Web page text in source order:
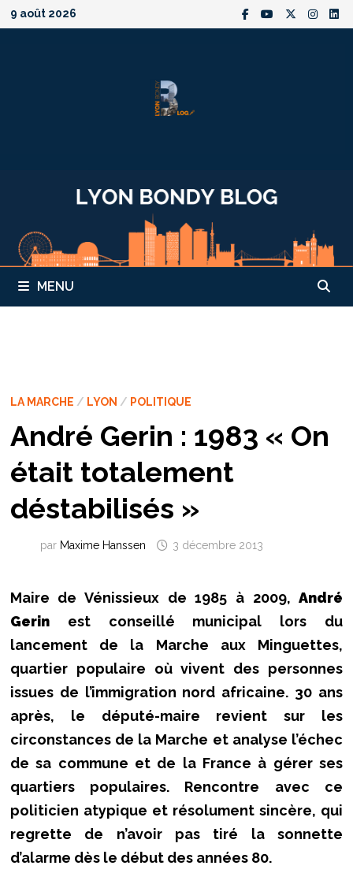
Passer
au
9 août 2026
MENU
LA MARCHE / LYON / POLITIQUE
André Gerin : 1983 « On
était totalement
déstabilisés »
par Maxime Hanssen 3 décembre 2013
Maire de Vénissieux de 1985 à 2009,André
Gerinest conseillé municipal lors du
lancement de la Marche aux Minguettes,
quartier populaire où vivent des personnes
issues de l’immigration nord africaine. 30 ans
après, le député-maire revient sur les
circonstances de la Marche et analyse l’échec
de sa commune et de la France à gérer ses
quartiers populaires. Rencontre avec ce
politicien atypique et résolument sincère, qui
regrette de n’avoir pas tiré la sonnette
d’alarme dès le début des années 80.